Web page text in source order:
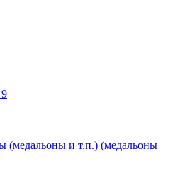
9
(медальоны и т.п.) (медальоны